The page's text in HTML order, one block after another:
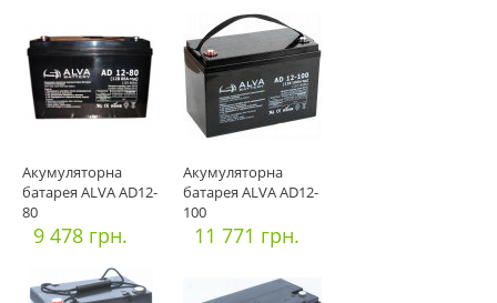
Акумуляторна
батарея ALVA AD12-
80
9 478 грн.
Акумуляторна
батарея ALVA AD12-
100
11 771 грн.